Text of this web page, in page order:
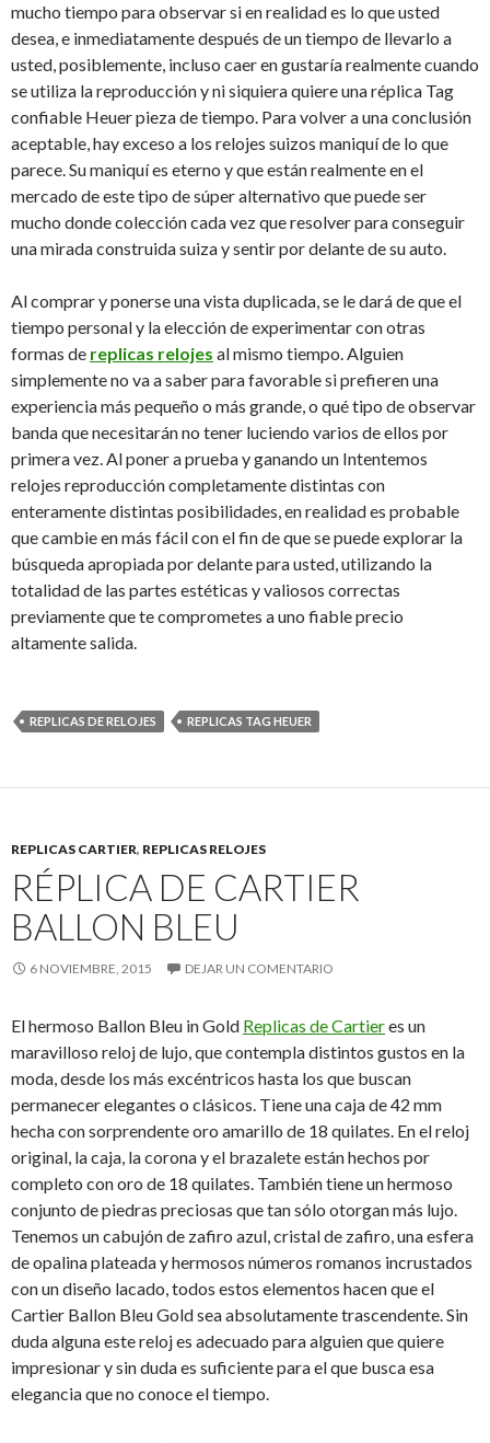
mucho tiempo para observar si en realidad es lo que usted
desea, e inmediatamente después de un tiempo de llevarlo a
usted, posiblemente, incluso caer en gustaría realmente cuando
se utiliza la reproducción y ni siquiera quiere una réplica Tag
confiable Heuer pieza de tiempo. Para volver a una conclusión
aceptable, hay exceso a los relojes suizos maniquí de lo que
parece.Su maniquí es eterno y que están realmente en el
mercado de este tipo de súper alternativo que puede ser
mucho donde colección cada vez que resolver para conseguir
una mirada construida suiza y sentir por delante de su auto.
Al comprar y ponerse una vista duplicada, se le dará de que el
tiempo personal y la elección de experimentar con otras
formas de replicas relojes al mismo tiempo.Alguien
simplemente no va a saber para favorable si prefieren una
experiencia más pequeño o más grande, o qué tipo de observar
banda que necesitarán no tener luciendo varios de ellos por
primera vez.Al poner a prueba y ganando un Intentemos
relojes reproducción completamente distintas con
enteramente distintas posibilidades, en realidad es probable
que cambie en más fácil con el fin de que se puede explorar la
búsqueda apropiada por delante para usted, utilizando la
totalidad de las partes estéticas y valiosos correctas
previamente que te comprometes a uno fiable precio
altamente salida.
REPLICAS DE RELOJES REPLICAS TAG HEUER
REPLICAS CARTIER, REPLICAS RELOJES
RÉPLICA DE CARTIER
BALLON BLEU
6 NOVIEMBRE, 2015 DEJAR UN COMENTARIO
El hermoso Ballon Bleu in Gold Replicas de Cartieres un
maravilloso reloj de lujo, que contempla distintos gustos en la
moda, desde los más excéntricos hasta los que buscan
permanecer elegantes o clásicos. Tiene una caja de 42 mm
hecha con sorprendente oro amarillo de 18 quilates. En el reloj
original, la caja, la corona y el brazalete están hechos por
completo con oro de 18 quilates. También tiene un hermoso
conjunto de piedras preciosas que tan sólo otorgan más lujo.
Tenemos un cabujón de zafiro azul, cristal de zafiro, una esfera
de opalina plateada y hermosos números romanos incrustados
con un diseño lacado, todos estos elementos hacen que el
Cartier Ballon Bleu Gold sea absolutamente trascendente. Sin
duda alguna este reloj es adecuado para alguien que quiere
impresionar y sin duda es suficiente para el que busca esa
elegancia que no conoce el tiempo.